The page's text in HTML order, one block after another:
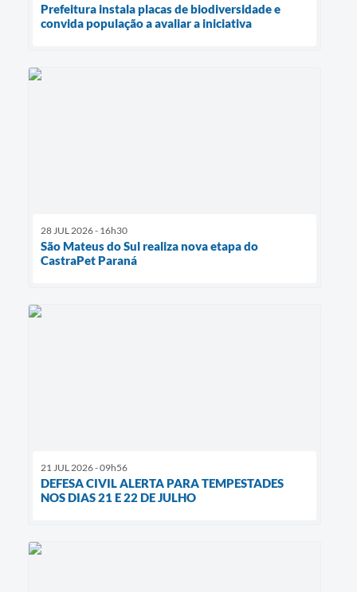
Prefeitura instala placas de biodiversidade e
convida população a avaliar a iniciativa
28 JUL 2026 - 16h30
São Mateus do Sul realiza nova etapa do
CastraPet Paraná
21 JUL 2026 - 09h56
DEFESA CIVIL ALERTA PARA TEMPESTADES
NOS DIAS 21 E 22 DE JULHO